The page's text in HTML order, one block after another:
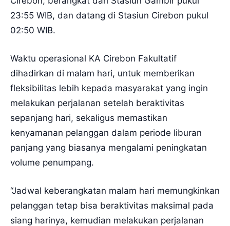
23:55 WIB, dan datang di Stasiun Cirebon pukul
02:50 WIB.
Waktu operasional KA Cirebon Fakultatif
dihadirkan di malam hari, untuk memberikan
fleksibilitas lebih kepada masyarakat yang ingin
melakukan perjalanan setelah beraktivitas
sepanjang hari, sekaligus memastikan
kenyamanan pelanggan dalam periode liburan
panjang yang biasanya mengalami peningkatan
volume penumpang.
“Jadwal keberangkatan malam hari memungkinkan
pelanggan tetap bisa beraktivitas maksimal pada
siang harinya, kemudian melakukan perjalanan